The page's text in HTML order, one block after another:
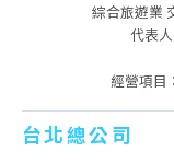
綜合旅遊業
代表
經營項目
台北總公司